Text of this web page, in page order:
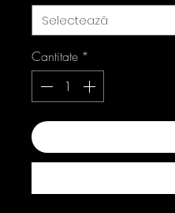
Cantitate *